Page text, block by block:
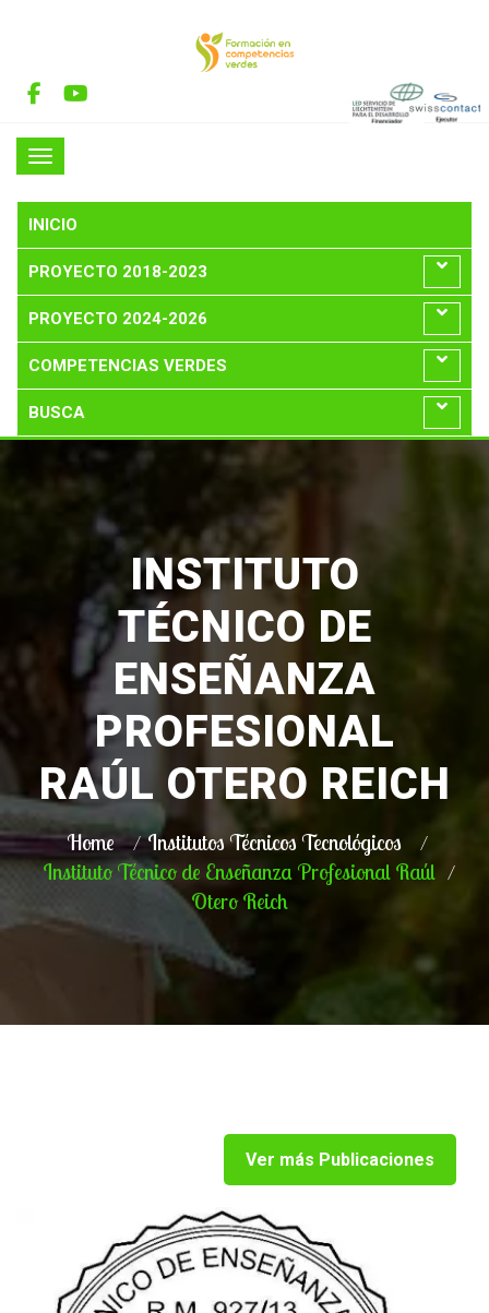
INICIO
PROYECTO 2018-2023
PROYECTO 2024-2026
COMPETENCIAS VERDES
BUSCA
INSTITUTO
TÉCNICO DE
ENSEÑANZA
PROFESIONAL
RAÚL OTERO REICH
Home
Institutos Técnicos Tecnológicos
Instituto Técnico de Enseñanza Profesional Raúl
Otero Reich
Ver más Publicaciones